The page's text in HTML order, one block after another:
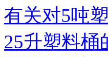
有关对5吨
25升塑料桶